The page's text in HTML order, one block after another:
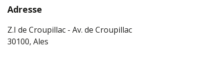
Adresse
Z.I de Croupillac - Av. de Croupillac
30100, Ales